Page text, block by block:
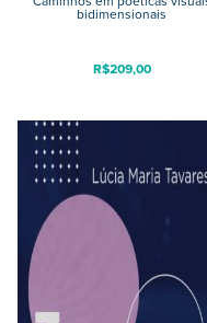
bidimensionais
R$209,00